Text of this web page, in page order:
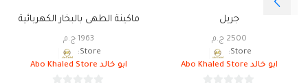
جريل
2500 ج.م
Store:
ابو خالد Abo Khaled Store
ماكينة الطهى بالبخار الكهربائية
1963 ج.م
Store:
ابو خالد Abo Khaled Store